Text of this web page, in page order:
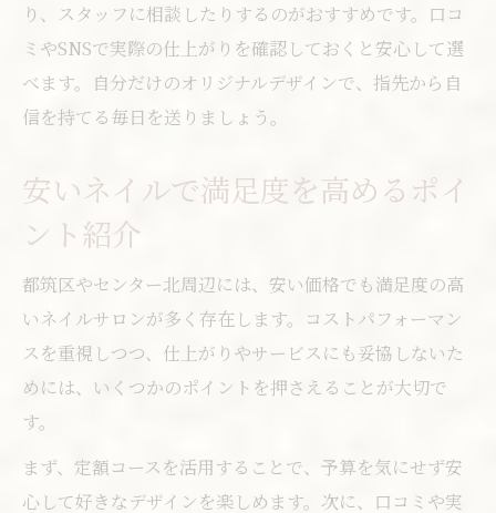
り、スタッフに相談したりするのがおすすめです。口コ
ミやSNSで実際の仕上がりを確認しておくと安心して選
べます。自分だけのオリジナルデザインで、指先から自
信を持てる毎日を送りましょう。
安いネイルで満足度を高めるポイ
ント紹介
都筑区やセンター北周辺には、安い価格でも満足度の高
いネイルサロンが多く存在します。コストパフォーマン
スを重視しつつ、仕上がりやサービスにも妥協しないた
めには、いくつかのポイントを押さえることが大切で
す。
まず、定額コースを活用することで、予算を気にせず安
心して好きなデザインを楽しめます。次に、口コミや実